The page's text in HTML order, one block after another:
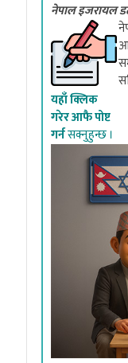
नेपाल इजरायल
यहाँ क्लिक
गरेर आफै पोष्ट
गर्नसक्नुहुन्छ ।